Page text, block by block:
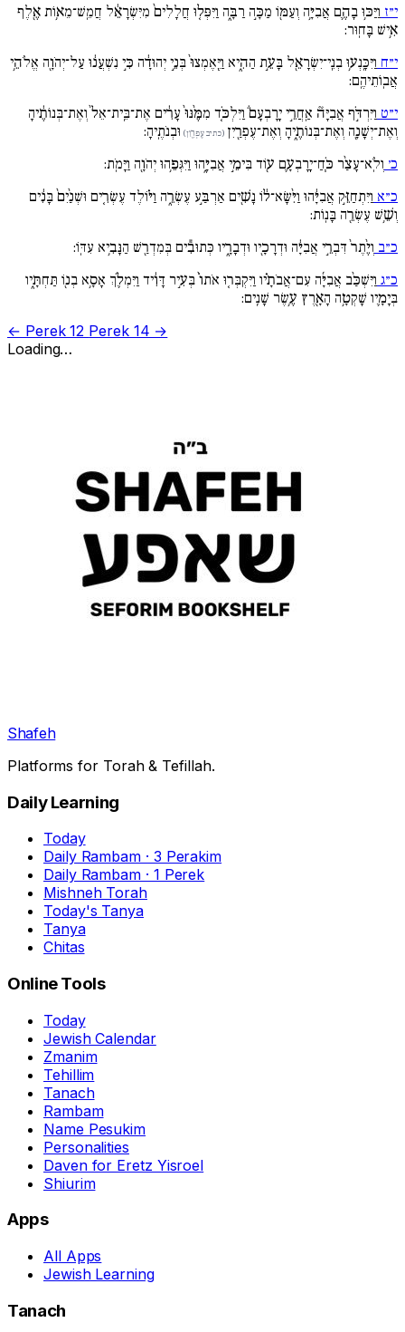
י״ז וַיַּכּ֥וּ בָהֶ֛ם אֲבִיָּ֥ה וְעַמּ֖וֹ מַכָּ֣ה רַבָּ֑ה וַיִּפְּל֚וּ חֲלָלִים֙ מִיִּשְׂרָאֵ֔ל חֲמֵֽשׁ־מֵא֥וֹת אֶ֖לֶף
אִ֥ישׁ בָּחֽוּר:
י״ח וַיִּכָּֽנְע֥וּ בְנֵֽי־יִשְׂרָאֵ֖ל בָּעֵ֣ת הַהִ֑יא וַיֶּֽאֶמְצוּ֙ בְּנֵ֣י יְהוּדָ֔ה כִּ֣י נִשְׁעֲנ֔וּ עַל־יְהֹוָ֖ה אֱלֹהֵ֥י
אֲבֽוֹתֵיהֶֽם:
י״ט וַיִּרְדֹּ֣ף אֲבִיָּה֘ אַֽחֲרֵ֣י יָֽרָבְעָם֒ וַיִּלְכֹּ֚ד מִמֶּ֙נּוּ֙ עָרִ֔ים אֶת־בֵּֽית־אֵל֙ וְאֶת־בְּנוֹתֶ֔יהָ
וְאֶת־יְשָׁנָ֖ה וְאֶת־בְּנוֹתֶ֑יהָ וְאֶת־עֶפְרַ֖יִן (כתיב עֶפְרַ֖וִן) וּבְנֹתֶֽיהָ:
כ׳ וְלֹֽא־עָצַ֨ר כֹּ֧חַ־יָֽרָבְעָ֛ם ע֖וֹד בִּימֵ֣י אֲבִיָּ֑הוּ וַיִּגְּפֵ֥הוּ יְהֹוָ֖ה וַיָּמֹֽת:
כ״א וַיִּתְחַזֵּ֣ק אֲבִיָּ֔הוּ וַיִּ֨שָּׂא־ל֔וֹ נָשִׁ֖ים אַרְבַּ֣ע עֶשְׂרֵ֑ה וַיּ֗וֹלֶד עֶשְׂרִ֚ים וּשְׁנַ֙יִם֙ בָּנִ֔ים
וְשֵׁ֥שׁ עֶשְׂרֵ֖ה בָּנֽוֹת:
כ״ב וְיֶ֙תֶר֙ דִּבְרֵ֣י אֲבִיָּ֔ה וּדְרָכָ֖יו וּדְבָרָ֑יו כְּתוּבִ֕ים בְּמִדְרַ֖שׁ הַנָּבִ֥יא עִדּֽוֹ:
כ״ג וַיִּשְׁכַּ֨ב אֲבִיָּ֜ה עִם־אֲבֹתָ֗יו וַיִּקְבְּר֚וּ אֹתוֹ֙ בְּעִ֣יר דָּוִ֔יד וַיִּמְלֹ֛ךְ אָסָ֥א בְנ֖וֹ תַּחְתָּ֑יו
בְּיָמָ֛יו שָׁקְטָ֥ה הָאָ֖רֶץ עֶ֥שֶׂר שָׁנִֽים:
← Perek 12 Perek 14 →
Loading…
Shafeh
Platforms for Torah & Tefillah.
Daily Learning
Today
Daily Rambam · 3 Perakim
Daily Rambam · 1 Perek
Mishneh Torah
Today's Tanya
Tanya
Chitas
Online Tools
Today
Jewish Calendar
Zmanim
Tehillim
Tanach
Rambam
Name Pesukim
Personalities
Daven for Eretz Yisroel
Shiurim
Apps
All Apps
Jewish Learning
Tanach